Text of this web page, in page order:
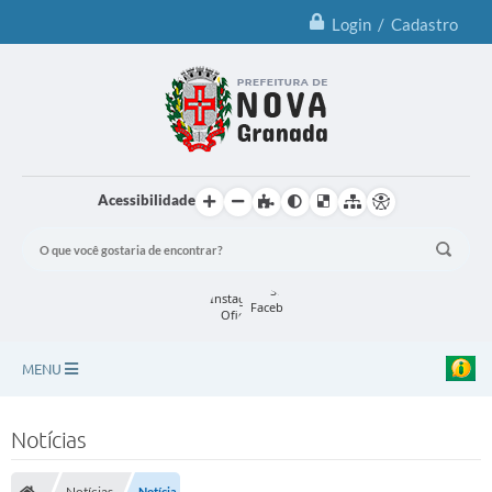
Login / Cadastro
Acessibilidade
MENU
Notícias